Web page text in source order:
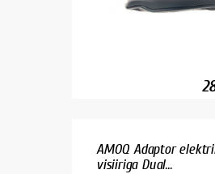
AMOQ Adaptor
visiiriga Dual...